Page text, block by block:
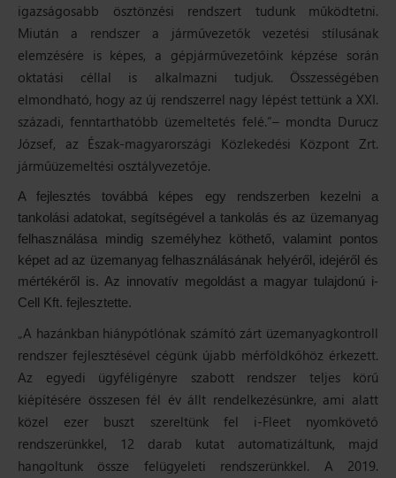
igazságosabb ösztönzési rendszert tudunk működtetni.
Miután a rendszer a járművezetők vezetési stílusának
elemzésére is képes, a gépjárművezetőink képzése során
oktatási céllal is alkalmazni tudjuk. Összességében
elmondható, hogy az új rendszerrel nagy lépést tettünk a XXI.
századi, fenntarthatóbb üzemeltetés felé.”–mondta Durucz
József, az Észak-magyarországi Közlekedési Központ Zrt.
járműüzemeltési osztályvezetője.
A fejlesztés továbbá képes egy rendszerben kezelni a
tankolási adatokat, segítségével a tankolás és az üzemanyag
felhasználása mindig személyhez köthető, valamint pontos
képet ad az üzemanyag felhasználásának helyéről, idejéről és
mértékéről is. Az innovatív megoldást a magyar tulajdonú i-
Cell Kft. fejlesztette.
„A hazánkban hiánypótlónak számító zárt üzemanyagkontroll
rendszer fejlesztésével cégünk újabb mérföldkőhöz érkezett.
Az egyedi ügyféligényre szabott rendszer teljes körű
kiépítésére összesen fél év állt rendelkezésünkre, ami alatt
közel ezer buszt szereltünk fel i-Fleet nyomkövető
rendszerünkkel, 12 darab kutat automatizáltunk, majd
hangoltunk össze felügyeleti rendszerünkkel. A 2019.